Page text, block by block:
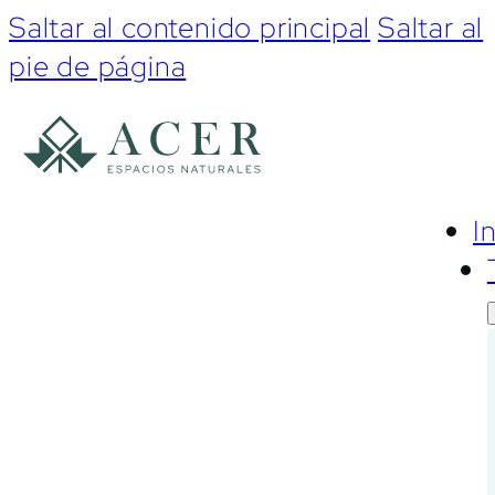
Saltar al contenido principal Saltar al
pie de página